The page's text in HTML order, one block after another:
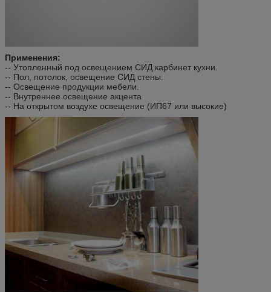
Применения:
-- Утопленный под освещением СИД карбинет кухни.
-- Пол, потолок, освещение СИД стены.
-- Освещение продукции мебели.
-- Внутреннее освещение акцента
-- На открытом воздухе освещение (ИП67 или высокие)